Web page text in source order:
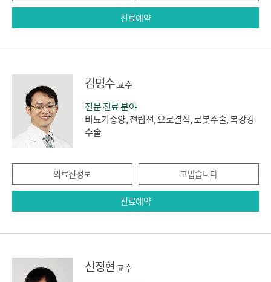
진료예약
김명수 교수
전문 진료 분야
비뇨기종양, 전립선, 요로결석, 로봇수술, 복강경
수술
의료진정보 고맙습니다
진료예약
신정현 교수